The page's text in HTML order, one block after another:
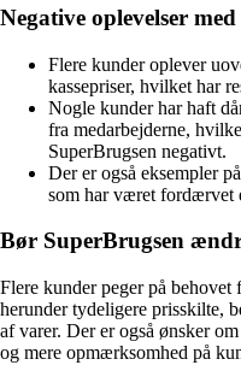
Negative oplevelser
Flere kunder oplever
kassepriser, hvilket har
Nogle kunder har haft
fra medarbejderne,
SuperBrugsen negativt.
Der er også eksempler
som har været fordærvet
Bør SuperBrugsen
Flere kunder peger på
herunder tydeligere prisskilte,
af varer. Der er også ønsker
og mere opmærksomhed på